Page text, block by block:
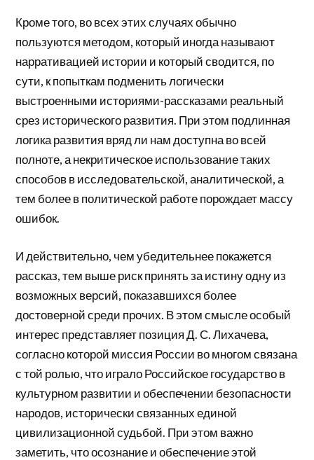
Кроме того, во всех этих случаях обычно
пользуются методом, который иногда называют
нарративацией истории и который сводится, по
сути, к попыткам подменить логически
выстроенными историями-рассказами реальный
срез исторического развития. При этом подлинная
логика развития вряд ли нам доступна во всей
полноте, а некритическое использование таких
способов в исследовательской, аналитической, а
тем более в политической работе порождает массу
ошибок.
И действительно, чем убедительнее покажется
рассказ, тем выше риск принять за истину одну из
возможных версий, показавшихся более
достоверной среди прочих. В этом смысле особый
интерес представляет позиция Д. С. Лихачева,
согласно которой миссия России во многом связана
с той ролью, что играло Российское государство в
культурном развитии и обеспечении безопасности
народов, исторически связанных единой
цивилизационной судьбой. При этом важно
заметить, что осознание и обеспечение этой